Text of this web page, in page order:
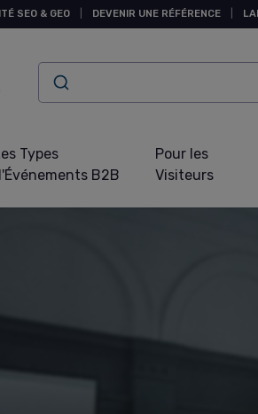
SEO & GEO DEVENIR UNE RÉFÉRENCE
Types
B2B
Pour les
Visiteurs